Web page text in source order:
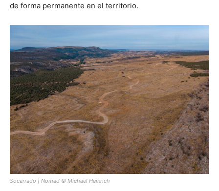
de forma permanente en el territorio.
Socarrado | Nomad © Michael Heinrich